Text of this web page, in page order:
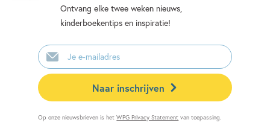
Ontvang elke twee weken nieuws,
kinderboekentips en inspiratie!
E-
mailadres
Naar inschrijven
Op onze nieuwsbrieven is hetWPG Privacy Statement van toepassing.